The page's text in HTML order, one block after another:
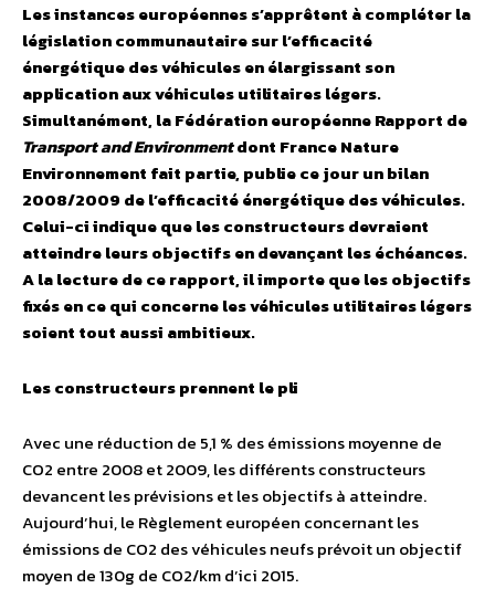
Les instances européennes s’apprêtent à compléter la
législation communautaire sur l’efficacité
énergétique des véhicules en élargissant son
application aux véhicules utilitaires légers.
Simultanément, la Fédération européenne Rapport de
Transport and Environmentdont France Nature
Environnement fait partie, publie ce jour un bilan
2008/2009 de l’efficacité énergétique des véhicules.
Celui-ci indique que les constructeurs devraient
atteindre leurs objectifs en devançant les échéances.
A la lecture de ce rapport, il importe que les objectifs
fixés en ce qui concerne les véhicules utilitaires légers
soient tout aussi ambitieux.
Les constructeurs prennent le pli
Avec une réduction de 5,1 % des émissions moyenne de
CO2 entre 2008 et 2009, les différents constructeurs
devancent les prévisions et les objectifs à atteindre.
Aujourd’hui, le Règlement européen concernant les
émissions de CO2 des véhicules neufs prévoit un objectif
moyen de 130g de CO2/km d’ici 2015.